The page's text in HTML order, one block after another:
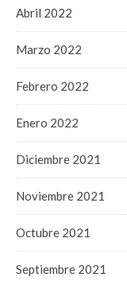
Abril 2022
Marzo 2022
Febrero 2022
Enero 2022
Diciembre 2021
Noviembre 2021
Octubre 2021
Septiembre 2021